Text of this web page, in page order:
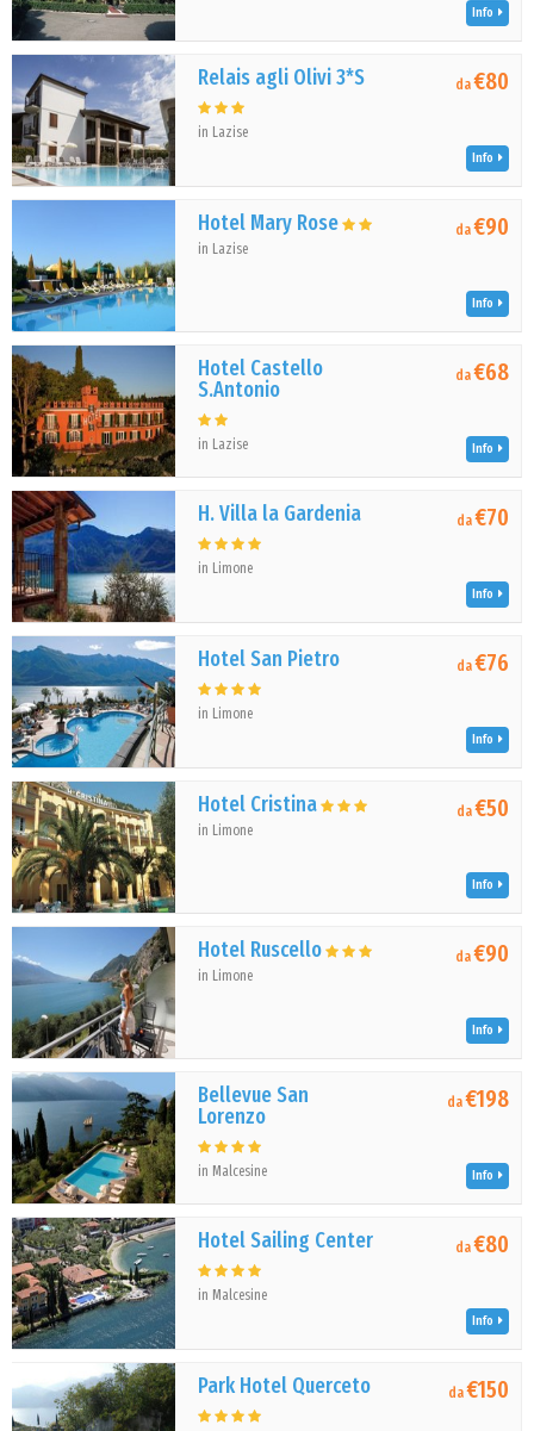
Info
Relais agli Olivi 3*S
in Lazise
da€80
Info
Hotel Mary Rose
in Lazise
da€90
Info
Hotel Castello
S.Antonio
in Lazise
da€68
Info
H. Villa la Gardenia
in Limone
da€70
Info
Hotel San Pietro
in Limone
da€76
Info
Hotel Cristina
in Limone
da€50
Info
Hotel Ruscello
in Limone
da€90
Info
Bellevue San
Lorenzo
in Malcesine
da€198
Info
Hotel Sailing Center
in Malcesine
da€80
Info
Park Hotel Querceto da€150